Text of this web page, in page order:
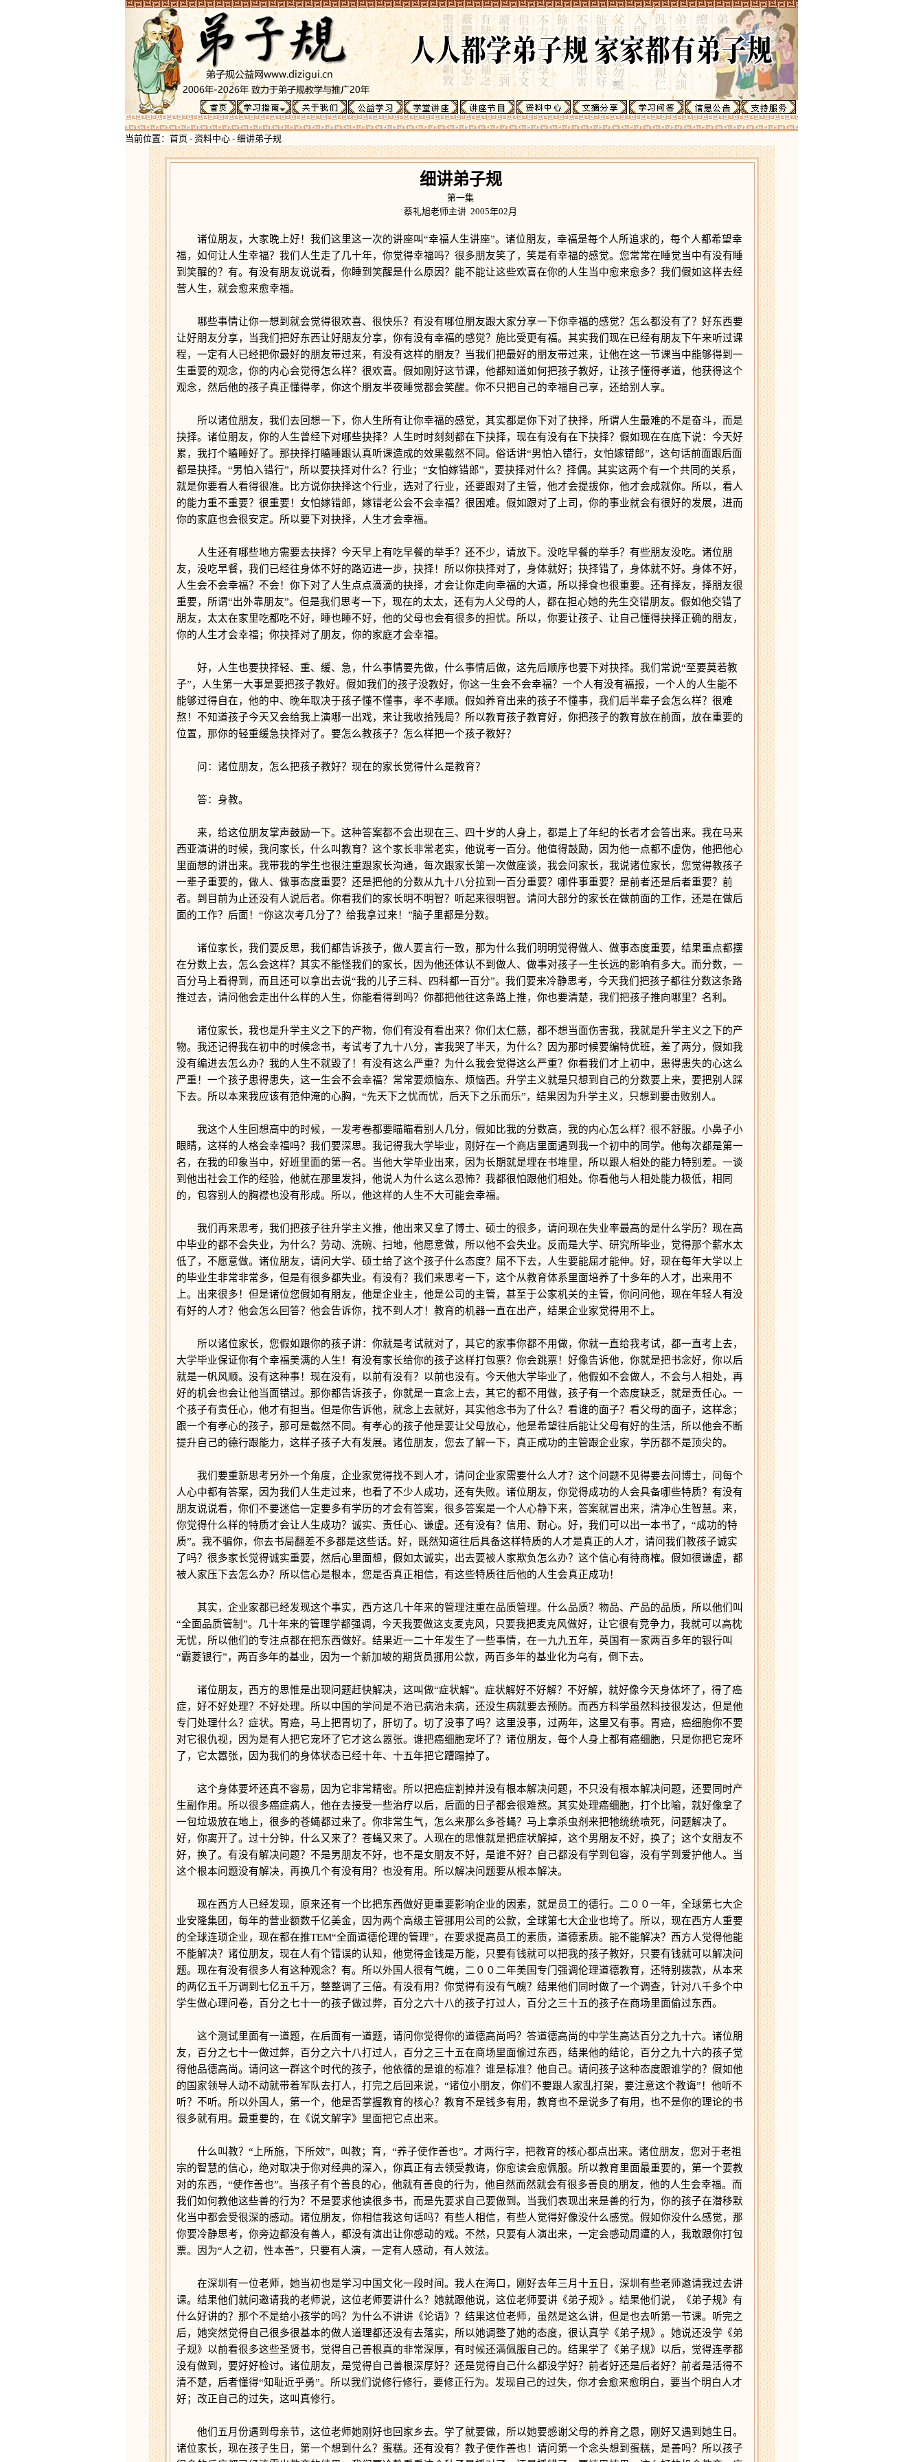
当前位置： 首页 - 资料中心 - 细讲弟子规
细讲弟子规
第一集
蔡礼旭老师主讲 2005年02月
诸位朋友，大家晚上好！我们这里这一次的讲座叫“幸福人生讲座”。诸位朋友，幸福是每个人所追求的，每个人都希望幸
福，如何让人生幸福？我们人生走了几十年，你觉得幸福吗？很多朋友笑了，笑是有幸福的感觉。您常常在睡觉当中有没有睡
到笑醒的？有。有没有朋友说说看，你睡到笑醒是什么原因？能不能让这些欢喜在你的人生当中愈来愈多？我们假如这样去经
营人生，就会愈来愈幸福。
哪些事情让你一想到就会觉得很欢喜、很快乐？有没有哪位朋友跟大家分享一下你幸福的感觉？怎么都没有了？好东西要
让好朋友分享，当我们把好东西让好朋友分享，你有没有幸福的感觉？施比受更有福。其实我们现在已经有朋友下午来听过课
程，一定有人已经把你最好的朋友带过来，有没有这样的朋友？当我们把最好的朋友带过来，让他在这一节课当中能够得到一
生重要的观念，你的内心会觉得怎么样？很欢喜。假如刚好这节课，他都知道如何把孩子教好，让孩子懂得孝道，他获得这个
观念，然后他的孩子真正懂得孝，你这个朋友半夜睡觉都会笑醒。你不只把自己的幸福自己享，还给别人享。
所以诸位朋友，我们去回想一下，你人生所有让你幸福的感觉，其实都是你下对了抉择，所谓人生最难的不是奋斗，而是
抉择。诸位朋友，你的人生曾经下对哪些抉择？人生时时刻刻都在下抉择，现在有没有在下抉择？假如现在在底下说：今天好
累，我打个瞌睡好了。那抉择打瞌睡跟认真听课造成的效果截然不同。俗话讲“男怕入错行，女怕嫁错郎”，这句话前面跟后面
都是抉择。“男怕入错行”，所以要抉择对什么？行业；“女怕嫁错郎”，要抉择对什么？择偶。其实这两个有一个共同的关系，
就是你要看人看得很准。比方说你抉择这个行业，选对了行业，还要跟对了主管，他才会提拔你，他才会成就你。所以，看人
的能力重不重要？很重要！女怕嫁错郎，嫁错老公会不会幸福？很困难。假如跟对了上司，你的事业就会有很好的发展，进而
你的家庭也会很安定。所以要下对抉择，人生才会幸福。
人生还有哪些地方需要去抉择？今天早上有吃早餐的举手？还不少，请放下。没吃早餐的举手？有些朋友没吃。诸位朋
友，没吃早餐，我们已经往身体不好的路迈进一步，抉择！所以你抉择对了，身体就好；抉择错了，身体就不好。身体不好，
人生会不会幸福？不会！你下对了人生点点滴滴的抉择，才会让你走向幸福的大道，所以择食也很重要。还有择友，择朋友很
重要，所谓“出外靠朋友”。但是我们思考一下，现在的太太，还有为人父母的人，都在担心她的先生交错朋友。假如他交错了
朋友，太太在家里吃都吃不好，睡也睡不好，他的父母也会有很多的担忧。所以，你要让孩子、让自己懂得抉择正确的朋友，
你的人生才会幸福；你抉择对了朋友，你的家庭才会幸福。
好，人生也要抉择轻、重、缓、急，什么事情要先做，什么事情后做，这先后顺序也要下对抉择。我们常说“至要莫若教
子”，人生第一大事是要把孩子教好。假如我们的孩子没教好，你这一生会不会幸福？一个人有没有福报，一个人的人生能不
能够过得自在，他的中、晚年取决于孩子懂不懂事，孝不孝顺。假如养育出来的孩子不懂事，我们后半辈子会怎么样？很难
熬！不知道孩子今天又会给我上演哪一出戏，来让我收拾残局？所以教育孩子教育好，你把孩子的教育放在前面，放在重要的
位置，那你的轻重缓急抉择对了。要怎么教孩子？怎么样把一个孩子教好？
问：诸位朋友，怎么把孩子教好？现在的家长觉得什么是教育？
答：身教。
来，给这位朋友掌声鼓励一下。这种答案都不会出现在三、四十岁的人身上，都是上了年纪的长者才会答出来。我在马来
西亚演讲的时候，我问家长，什么叫教育？这个家长非常老实，他说考一百分。他值得鼓励，因为他一点都不虚伪，他把他心
里面想的讲出来。我带我的学生也很注重跟家长沟通，每次跟家长第一次做座谈，我会问家长，我说诸位家长，您觉得教孩子
一辈子重要的，做人、做事态度重要？还是把他的分数从九十八分拉到一百分重要？哪件事重要？是前者还是后者重要？前
者。到目前为止还没有人说后者。你看我们的家长明不明智？听起来很明智。请问大部分的家长在做前面的工作，还是在做后
面的工作？后面！“你这次考几分了？给我拿过来！”脑子里都是分数。
诸位家长，我们要反思，我们都告诉孩子，做人要言行一致，那为什么我们明明觉得做人、做事态度重要，结果重点都摆
在分数上去，怎么会这样？其实不能怪我们的家长，因为他还体认不到做人、做事对孩子一生长远的影响有多大。而分数，一
百分马上看得到，而且还可以拿出去说“我的儿子三科、四科都一百分”。我们要来冷静思考，今天我们把孩子都往分数这条路
推过去，请问他会走出什么样的人生，你能看得到吗？你都把他往这条路上推，你也要清楚，我们把孩子推向哪里？名利。
诸位家长，我也是升学主义之下的产物，你们有没有看出来？你们太仁慈，都不想当面伤害我，我就是升学主义之下的产
物。我还记得我在初中的时候念书，考试考了九十八分，害我哭了半天，为什么？因为那时候要编特优班，差了两分，假如我
没有编进去怎么办？我的人生不就毁了！有没有这么严重？为什么我会觉得这么严重？你看我们才上初中，患得患失的心这么
严重！一个孩子患得患失，这一生会不会幸福？常常要烦恼东、烦恼西。升学主义就是只想到自己的分数要上来，要把别人踩
下去。所以本来我应该有范仲淹的心胸，“先天下之忧而忧，后天下之乐而乐”，结果因为升学主义，只想到要击败别人。
我这个人生回想高中的时候，一发考卷都要瞄瞄看别人几分，假如比我的分数高，我的内心怎么样？很不舒服。小鼻子小
眼睛，这样的人格会幸福吗？我们要深思。我记得我大学毕业，刚好在一个商店里面遇到我一个初中的同学。他每次都是第一
名，在我的印象当中，好班里面的第一名。当他大学毕业出来，因为长期就是埋在书堆里，所以跟人相处的能力特别差。一谈
到他出社会工作的经验，他就在那里发抖，他说人为什么这么恐怖？我都很怕跟他们相处。你看他与人相处能力极低，相同
的，包容别人的胸襟也没有形成。所以，他这样的人生不大可能会幸福。
我们再来思考，我们把孩子往升学主义推，他出来又拿了博士、硕士的很多，请问现在失业率最高的是什么学历？现在高
中毕业的都不会失业，为什么？劳动、洗碗、扫地，他愿意做，所以他不会失业。反而是大学、研究所毕业，觉得那个薪水太
低了，不愿意做。诸位朋友，请问大学、硕士给了这个孩子什么态度？屈不下去，人生要能屈才能伸。好，现在每年大学以上
的毕业生非常非常多，但是有很多都失业。有没有？我们来思考一下，这个从教育体系里面培养了十多年的人才，出来用不
上。出来很多！但是诸位您假如有朋友，他是企业主，他是公司的主管，甚至于公家机关的主管，你问问他，现在年轻人有没
有好的人才？他会怎么回答？他会告诉你，找不到人才！教育的机器一直在出产，结果企业家觉得用不上。
所以诸位家长，您假如跟你的孩子讲：你就是考试就对了，其它的家事你都不用做，你就一直给我考试，都一直考上去，
大学毕业保证你有个幸福美满的人生！有没有家长给你的孩子这样打包票？你会跳票！好像告诉他，你就是把书念好，你以后
就是一帆风顺。没有这种事！现在没有，以前有没有？以前也没有。今天他大学毕业了，他假如不会做人，不会与人相处，再
好的机会也会让他当面错过。那你都告诉孩子，你就是一直念上去，其它的都不用做，孩子有一个态度缺乏，就是责任心。一
个孩子有责任心，他才有担当。但是你告诉他，就念上去就好，其实他念书为了什么？看谁的面子？看父母的面子，这样念；
跟一个有孝心的孩子，那可是截然不同。有孝心的孩子他是要让父母放心，他是希望往后能让父母有好的生活，所以他会不断
提升自己的德行跟能力，这样子孩子大有发展。诸位朋友，您去了解一下，真正成功的主管跟企业家，学历都不是顶尖的。
我们要重新思考另外一个角度，企业家觉得找不到人才，请问企业家需要什么人才？这个问题不见得要去问博士，问每个
人心中都有答案，因为我们人生走过来，也看了不少人成功，还有失败。诸位朋友，你觉得成功的人会具备哪些特质？有没有
朋友说说看，你们不要迷信一定要多有学历的才会有答案，很多答案是一个人心静下来，答案就冒出来，清净心生智慧。来，
你觉得什么样的特质才会让人生成功？诚实、责任心、谦虚。还有没有？信用、耐心。好，我们可以出一本书了，“成功的特
质”。我不骗你，你去书局翻差不多都是这些话。好，既然知道往后具备这样特质的人才是真正的人才，请问我们教孩子诚实
了吗？很多家长觉得诚实重要，然后心里面想，假如太诚实，出去要被人家欺负怎么办？这个信心有待商榷。假如很谦虚，都
被人家压下去怎么办？所以信心是根本，您是否真正相信，有这些特质往后他的人生会真正成功！
其实，企业家都已经发现这个事实，西方这几十年来的管理注重在品质管理。什么品质？物品、产品的品质，所以他们叫
“全面品质管制”。几十年来的管理学都强调，今天我要做这支麦克风，只要我把麦克风做好，让它很有竞争力，我就可以高枕
无忧，所以他们的专注点都在把东西做好。结果近一二十年发生了一些事情，在一九九五年，英国有一家两百多年的银行叫
“霸菱银行”，两百多年的基业，因为一个新加坡的期货员挪用公款，两百多年的基业化为乌有，倒下去。
诸位朋友，西方的思惟是出现问题赶快解决，这叫做“症状解”。症状解好不好解？不好解，就好像今天身体坏了，得了癌
症，好不好处理？不好处理。所以中国的学问是不治已病治未病，还没生病就要去预防。而西方科学虽然科技很发达，但是他
专门处理什么？症状。胃癌，马上把胃切了，肝切了。切了没事了吗？这里没事，过两年，这里又有事。胃癌，癌细胞你不要
对它很仇视，因为是有人把它宠坏了它才这么嚣张。谁把癌细胞宠坏了？诸位朋友，每个人身上都有癌细胞，只是你把它宠坏
了，它太嚣张，因为我们的身体状态已经十年、十五年把它蹧蹋掉了。
这个身体要坏还真不容易，因为它非常精密。所以把癌症割掉并没有根本解决问题，不只没有根本解决问题，还要同时产
生副作用。所以很多癌症病人，他在去接受一些治疗以后，后面的日子都会很难熬。其实处理癌细胞，打个比喻，就好像拿了
一包垃圾放在地上，很多的苍蝇都过来了。你非常生气，怎么来那么多苍蝇？马上拿杀虫剂来把牠统统喷死，问题解决了。
好，你离开了。过十分钟，什么又来了？苍蝇又来了。人现在的思惟就是把症状解掉，这个男朋友不好，换了；这个女朋友不
好，换了。有没有解决问题？不是男朋友不好，也不是女朋友不好，是谁不好？自己都没有学到包容，没有学到爱护他人。当
这个根本问题没有解决，再换几个有没有用？也没有用。所以解决问题要从根本解决。
现在西方人已经发现，原来还有一个比把东西做好更重要影响企业的因素，就是员工的德行。二００一年，全球第七大企
业安隆集团，每年的营业额数千亿美金，因为两个高级主管挪用公司的公款，全球第七大企业也垮了。所以，现在西方人重要
的全球连琐企业，现在都在推TEM“全面道德伦理的管理”，在要求提高员工的素质，道德素质。能不能解决？西方人觉得他能
不能解决？诸位朋友，现在人有个错误的认知，他觉得金钱是万能，只要有钱就可以把我的孩子教好，只要有钱就可以解决问
题。现在有没有很多人有这种观念？有。所以外国人很有气魄，二００二年美国专门强调伦理道德教育，还特别拨款，从本来
的两亿五千万调到七亿五千万，整整调了三倍。有没有用？你觉得有没有气魄？结果他们同时做了一个调查，针对八千多个中
学生做心理问卷，百分之七十一的孩子做过弊，百分之六十八的孩子打过人，百分之三十五的孩子在商场里面偷过东西。
这个测试里面有一道题，在后面有一道题，请问你觉得你的道德高尚吗？答道德高尚的中学生高达百分之九十六。诸位朋
友，百分之七十一做过弊，百分之六十八打过人，百分之三十五在商场里面偷过东西，结果他的结论，百分之九十六的孩子觉
得他品德高尚。请问这一群这个时代的孩子，他依循的是谁的标准？谁是标准？他自己。请问孩子这种态度跟谁学的？假如他
的国家领导人动不动就带着军队去打人，打完之后回来说，“诸位小朋友，你们不要跟人家乱打架，要注意这个教诲”！他听不
听？不听。所以外国人，第一个，他是否掌握教育的核心？教育不是钱多有用，教育也不是说多了有用，也不是你的理论的书
很多就有用。最重要的，在《说文解字》里面把它点出来。
什么叫教？“上所施，下所效”，叫教；育，“养子使作善也”。才两行字，把教育的核心都点出来。诸位朋友，您对于老祖
宗的智慧的信心，绝对取决于你对经典的深入，你真正有去领受教诲，你愈读会愈佩服。所以教育里面最重要的，第一个要教
对的东西，“使作善也”。当孩子有个善良的心，他就有善良的行为，他自然而然就会有很多善良的朋友，他的人生会幸福。而
我们如何教他这些善的行为？不是要求他读很多书，而是先要求自己要做到。当我们表现出来是善的行为，你的孩子在潜移默
化当中都会受很深的感动。诸位朋友，你相信我这句话吗？有些人相信，有些人觉得好像没什么感觉。假如你没什么感觉，那
你要冷静思考，你旁边都没有善人，都没有演出让你感动的戏。不然，只要有人演出来，一定会感动周遭的人，我敢跟你打包
票。因为“人之初，性本善”，只要有人演，一定有人感动，有人效法。
在深圳有一位老师，她当初也是学习中国文化一段时间。我人在海口，刚好去年三月十五日，深圳有些老师邀请我过去讲
课。结果他们就问邀请我的老师说，这位老师要讲什么？她就跟他说，这位老师要讲《弟子规》。结果他们说，《弟子规》有
什么好讲的？那个不是给小孩学的吗？为什么不讲讲《论语》？结果这位老师，虽然是这么讲，但是也去听第一节课。听完之
后，她突然觉得自己很多很基本的做人道理都还没有去落实，所以她调整了她的态度，很认真学《弟子规》。她说还没学《弟
子规》以前看很多这些圣贤书，觉得自己善根真的非常深厚，有时候还满佩服自己的。结果学了《弟子规》以后，觉得连孝都
没有做到，要好好检讨。诸位朋友，是觉得自己善根深厚好？还是觉得自己什么都没学好？前者好还是后者好？前者是活得不
清不楚，后者懂得“知耻近乎勇”。所以我们说修行修行，要修正行为。发现自己的过失，你才会愈来愈明白，要当个明白人才
好；改正自己的过失，这叫真修行。
他们五月份遇到母亲节，这位老师她刚好也回家乡去。学了就要做，所以她要感谢父母的养育之恩，刚好又遇到她生日。
诸位家长，现在孩子生日，第一个想到什么？蛋糕。还有没有？教子使作善也！请问第一个念头想到蛋糕，是善吗？所以孩子